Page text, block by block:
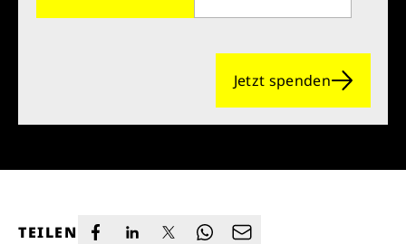
Jetzt spenden
TEILEN